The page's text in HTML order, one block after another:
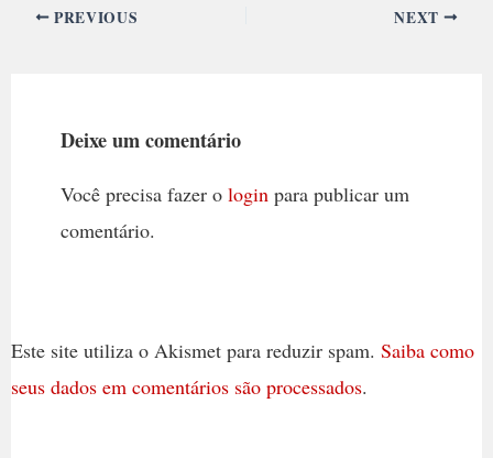
PREVIOUS NEXT
Deixe um comentário
Você precisa fazer o login para publicar um
comentário.
Este site utiliza o Akismet para reduzir spam. Saiba como
seus dados em comentários são processados.